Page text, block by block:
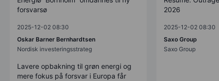
forsvarsø
2025-12-02 08:30
Oskar Barner Bernhardtsen
Nordisk investeringsstrateg
Lavere opbakning til grøn energi og
mere fokus på forsvar i Europa får
2026
2025-12-02 08:30
Saxo Group
Saxo Group